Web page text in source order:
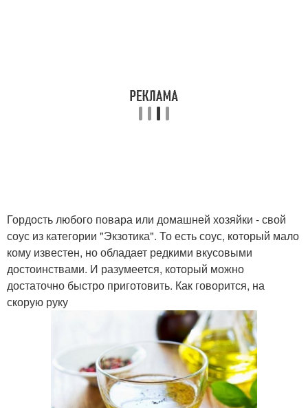
Клюквенный соус Вишневый соус
Соус для мяса Дынный соус
Вкусные соусы Соус во главе
Гордость любого повара или домашней хозяйки - свой
соус из категории "Экзотика". То есть соус, который мало
кому известен, но обладает редкими вкусовыми
достоинствами. И разумеется, который можно
достаточно быстро приготовить. Как говорится, на
скорую руку